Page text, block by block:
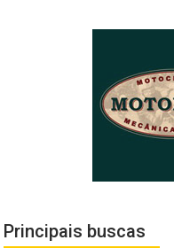
Principais buscas